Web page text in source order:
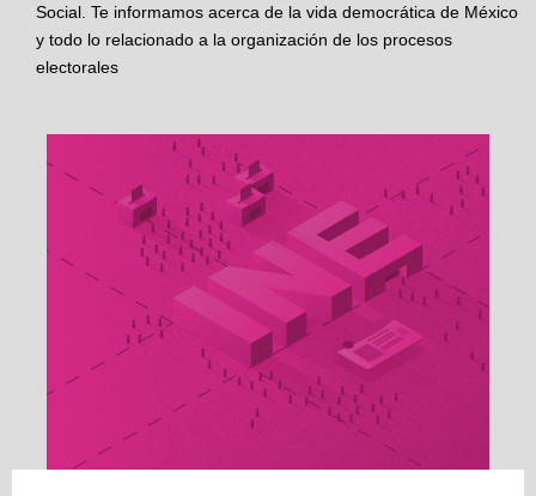
Social. Te informamos acerca de la vida democrática de México
y todo lo relacionado a la organización de los procesos
electorales